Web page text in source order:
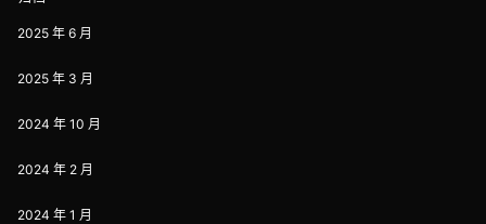
2025 年 6 月
2025 年 3 月
2024 年 10 月
2024 年 2 月
2024 年 1 月